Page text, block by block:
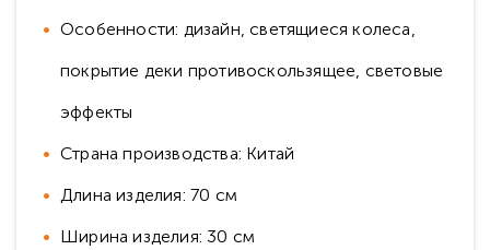
Особенности: дизайн, светящиеся колеса,
покрытие деки противоскользящее, световые
эффекты
Страна производства: Китай
Длина изделия: 70 см
Ширина изделия: 30 см